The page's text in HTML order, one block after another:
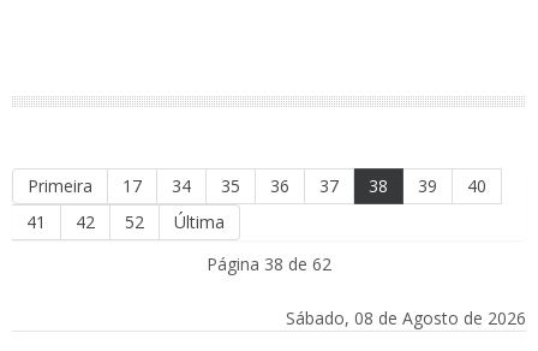
Primeira 17 34 35 36 37 38 39
40
41
42 52
Última
Página 38 de 62
Sábado, 08 de Agosto de 2026